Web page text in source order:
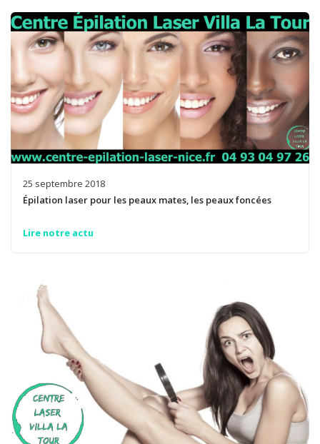
25 septembre 2018
Épilation laser pour les peaux mates, les peaux foncées
Lire notre actu